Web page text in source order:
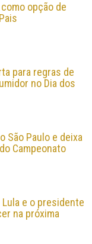
opção de
para regras de
no Dia dos
São Paulo e deixa
Campeonato
e o presidente
na próxima